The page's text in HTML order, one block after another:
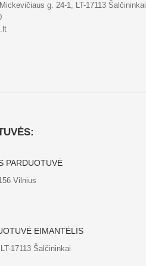
g. 24-1, LT-17113 Šalčininkai
PARDUOTUVĖ
Vilnius
EIMANTĖLIS
17113 Šalčininkai